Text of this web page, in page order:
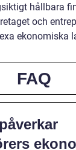
hållbara
och
ekonomiska
FAQ